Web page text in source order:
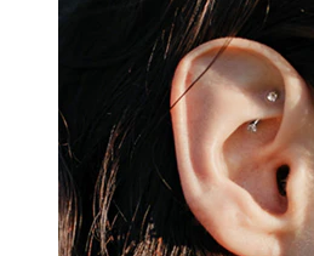
Barbell
Rook
Daith